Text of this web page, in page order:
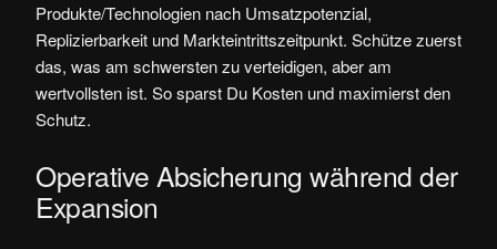
Produkte/Technologien nach Umsatzpotenzial,
Replizierbarkeit und Markteintrittszeitpunkt. Schütze zuerst
das, was am schwersten zu verteidigen, aber am
wertvollsten ist. So sparst Du Kosten und maximierst den
Schutz.
Operative Absicherung während der
Expansion